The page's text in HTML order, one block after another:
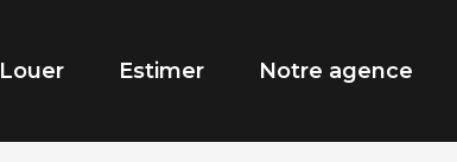
Louer Estimer Notre agence